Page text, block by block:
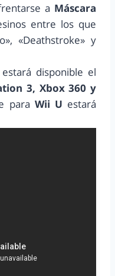
a Máscara
entre los que
«Deathstroke» y
estará disponible el
3, Xbox 360 y
para Wii U estará